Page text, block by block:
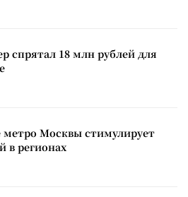
спрятал 18 млн рублей для
Москвы стимулирует
в регионах